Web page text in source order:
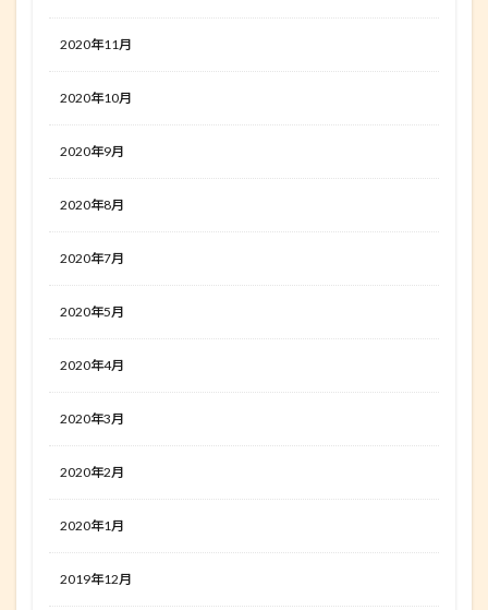
2020年11月
2020年10月
2020年9月
2020年8月
2020年7月
2020年5月
2020年4月
2020年3月
2020年2月
2020年1月
2019年12月